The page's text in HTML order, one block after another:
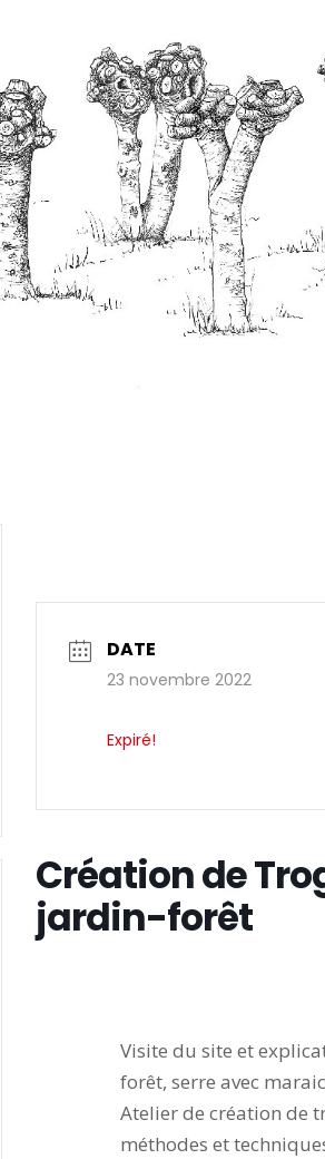
DATE
23 novembre 2022
Expiré!
Création de
jardin-forêt
Visite du site et
forêt, serre avec
Atelier de création de
méthodes et